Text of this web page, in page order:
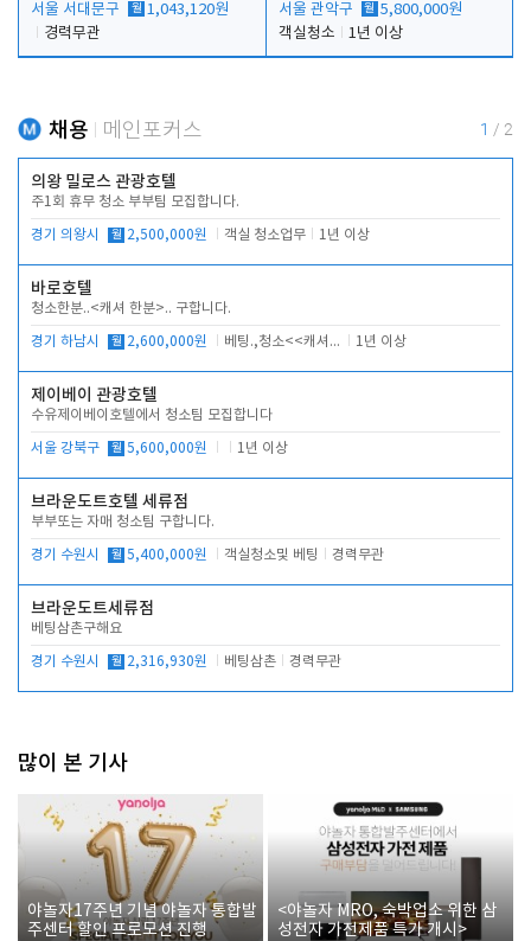
서울 서대문구
월 1,043,120원
경력무관
서울 관악구 월 5,800,000원
객실청소
1년 이상
채용 메인포커스 1 / 2
의왕 밀로스 관광호텔
주1회 휴무 청소 부부팀 모집합니다.
경기 의왕시 월 2,500,000원 객실 청소업무 1년 이상
바로호텔
청소한분..<캐셔 한분>.. 구합니다.
경기 하남시 월 2,600,000원 베팅.,청소<<캐셔 모셔봅니다. 1년 이상
제이베이 관광호텔
수유제이베이호텔에서 청소팀 모집합니다
서울 강북구 월 5,600,000원 1년 이상
브라운도트호텔 세류점
부부또는 자매 청소팀 구합니다.
경기 수원시 월 5,400,000원 객실청소및 베팅 경력무관
브라운도트세류점
베팅삼촌구해요
경기 수원시 월 2,316,930원 베팅삼촌 경력무관
많이 본 기사
야놀자17주년 기념 야놀자 통합발
주센터 할인 프로모션 진행
<야놀자 MRO, 숙박업소 위한 삼
성전자 가전제품 특가 개시>